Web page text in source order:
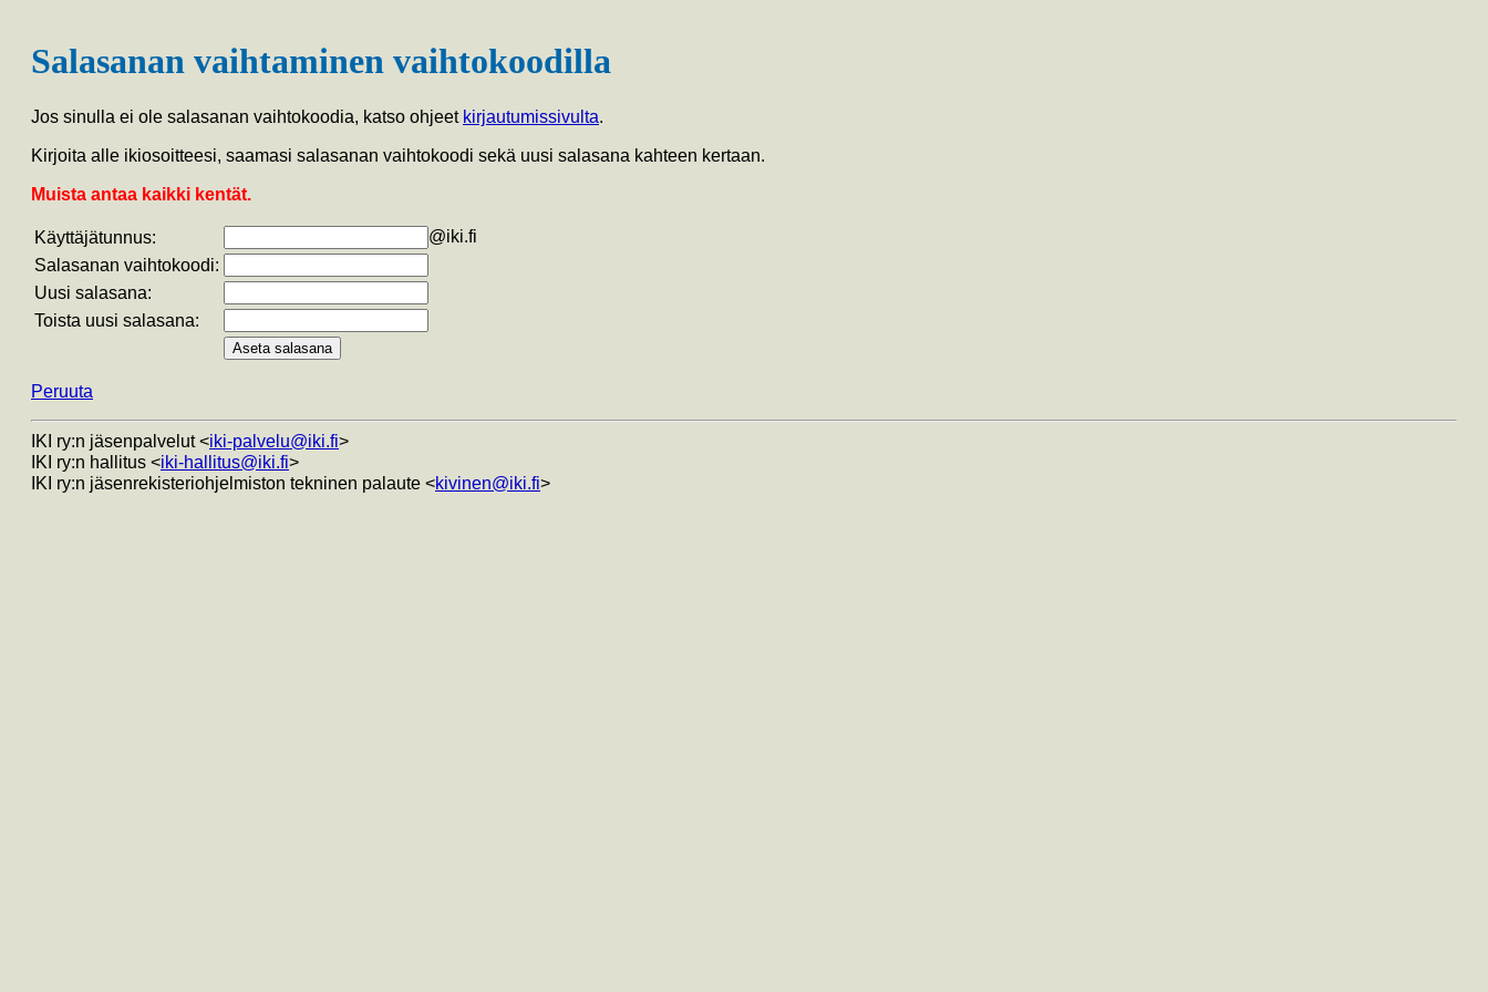
Salasanan vaihtaminen vaihtokoodilla
Jos sinulla ei ole salasanan vaihtokoodia, katso ohjeet kirjautumissivulta.
Kirjoita alle ikiosoitteesi, saamasi salasanan vaihtokoodi sekä uusi salasana kahteen kertaan.
Muista antaa kaikki kentät.
Käyttäjätunnus:
@iki.fi
Salasanan vaihtokoodi:
Uusi salasana:
Toista uusi salasana:
Peruuta
IKI ry:n jäsenpalvelut <iki-palvelu@iki.fi>
IKI ry:n hallitus <iki-hallitus@iki.fi>
IKI ry:n jäsenrekisteriohjelmiston tekninen palaute <kivinen@iki.fi>